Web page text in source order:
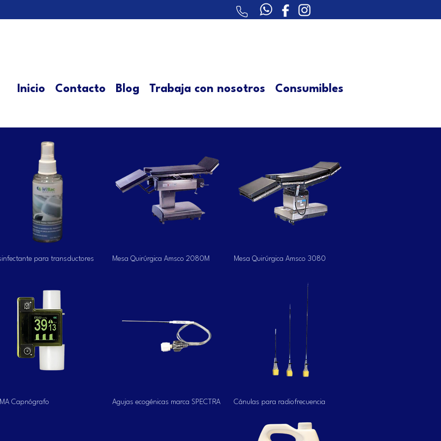
Inicio Contacto Blog Trabaja con nosotros Consumibles
Vista rápida
para transductores Vista rápida
Mesa Quirúrgica Amsco 2080M Vista rápida
Mesa Quirúrgica Amsco 3080
Vista rápida
Capnógrafo Vista rápida
Agujas ecogénicas marca SPECTRA Vista rápida
Cánulas para radiofrecuencia